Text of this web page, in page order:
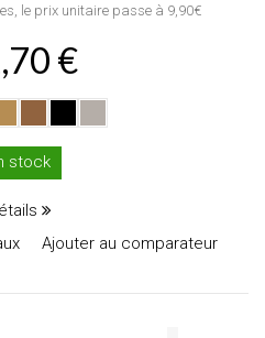
le prix unitaire passe à 9,90€
€
stock
Ajouter au comparateur